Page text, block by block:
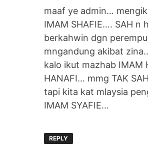
maaf ye admin…
IMAM SHAFIE…. SAH n
berkahwin dgn
mngandung akibat
kalo ikut mazhab IMAM
HANAFI… mmg TAK
tapi kita kat mlaysia
IMAM SYAFIE…
REPLY